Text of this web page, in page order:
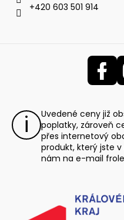
+420 603 501 914
Uvedené ceny již
poplatky, zároveň
přes internetový
produkt, který jste
nám na e-mail